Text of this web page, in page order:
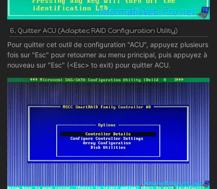
6. Quitter ACU (Adaptec RAID Configuration Utility)
Pour quitter cet outil de configuration "ACU", appuyez plusieurs
fois sur "Esc" pour retourner au menu principal, puis appuyez à
nouveau sur "Esc" (<Esc> to exit) pour quitter ACU.